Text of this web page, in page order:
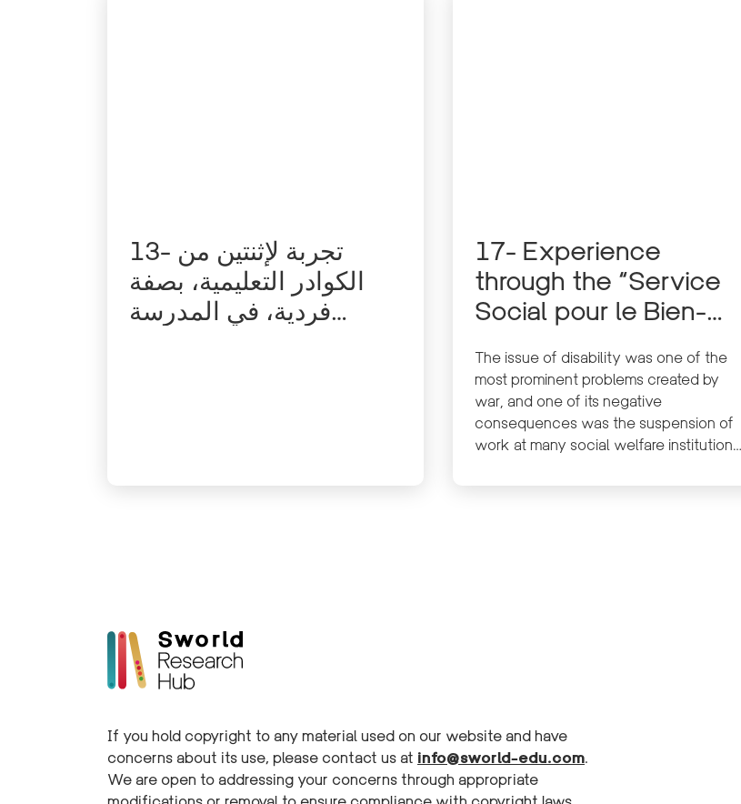
13- تجربة لإثنتين من
الكوادر التعليمية، بصفة
فردية، في المدرسة
17- Experience
through the “Service
Social pour le Bien-
Liban” SESOBEL
The issue of disability was one of the
most prominent problems created by
war, and one of its negative
consequences was the suspension of
work at many social welfare institutions
If you hold copyright to any material used on our website and have
concerns about its use, please contact us at info@sworld-edu.com.
We are open to addressing your concerns through appropriate